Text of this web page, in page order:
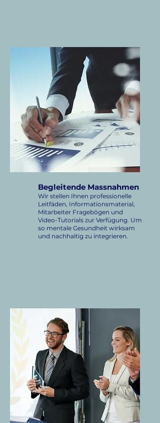
Begleitende Massnahmen
Wir stellen Ihnen professionelle
Leitfäden, Informationsmaterial,
Mitarbeiter Fragebögen und
Video-Tutorials zur Verfügung. Um
so mentale Gesundheit wirksam
und nachhaltig zu integrieren.